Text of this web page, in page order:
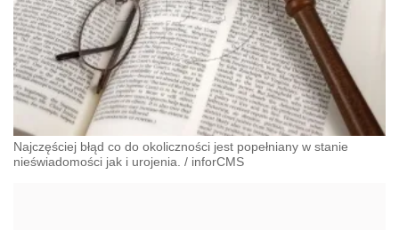
Najczęściej błąd co do okoliczności jest popełniany w stanie
nieświadomości jak i urojenia. / inforCMS